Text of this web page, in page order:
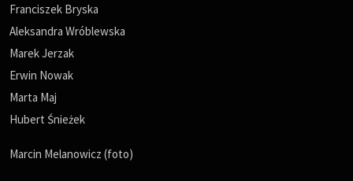
Franciszek Bryska
Aleksandra Wróblewska
Marek Jerzak
Erwin Nowak
Marta Maj
Hubert Śnieżek
Marcin Melanowicz (foto)